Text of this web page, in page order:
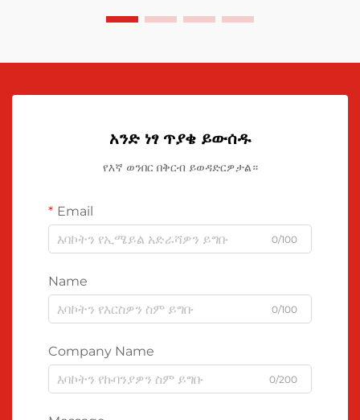
አንድ ነፃ ጥያቄ ይውሰዱ
የእኛ ወንበር በቅርብ ይወዳድርዎታል።
Email
0/100
Name
0/100
Company Name
0/200